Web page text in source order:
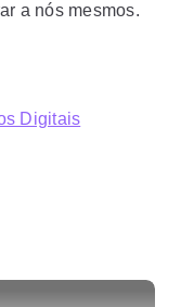
a nós mesmos.
Digitais